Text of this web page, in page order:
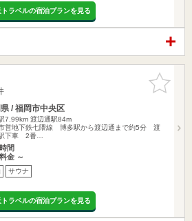
トラベルの宿泊プランを見る
お気に入
りに追加
/ 福岡市中央区
7.99km 渡辺通駅84m
営地下鉄七隈線 博多駅から渡辺通まで約5分 渡
下車 2番…
間
金 ～
サウナ
トラベルの宿泊プランを見る